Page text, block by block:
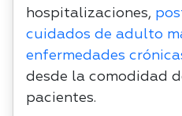
hospitalizaciones,
cuidados de adulto
enfermedades
desde la comodidad
pacientes.